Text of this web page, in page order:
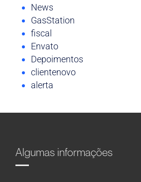
News
GasStation
fiscal
Envato
Depoimentos
clientenovo
alerta
Algumas informações